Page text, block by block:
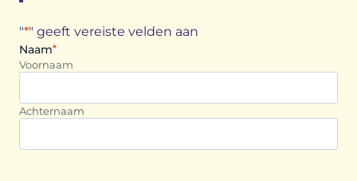
"*" geeft vereiste velden aan
Naam*
Voornaam
Achternaam